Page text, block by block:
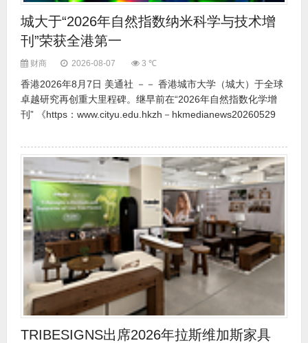
城大于“2026年自然指数纳米科学与技术增
刊”荣获全港第一
财商 2026-08-07 3 ℃
香港2026年8月7日 美通社 －－ 香港城市大学（城大）于全球
卓越研究再创重大里程碑。继早前在“2026年自然指数化学增
刊” 《https：www.cityu.edu.hkzh－hkmedianews20260529
TRIBESIGNS出席2026年拉斯维加斯家具